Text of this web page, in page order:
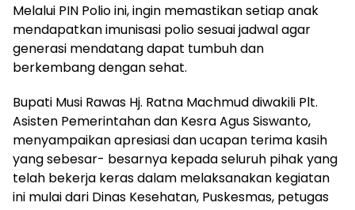
Melalui PIN Polio ini, ingin memastikan setiap anak
mendapatkan imunisasi polio sesuai jadwal agar
generasi mendatang dapat tumbuh dan
berkembang dengan sehat.
Bupati Musi Rawas Hj. Ratna Machmud diwakili Plt.
Asisten Pemerintahan dan Kesra Agus Siswanto,
menyampaikan apresiasi dan ucapan terima kasih
yang sebesar- besarnya kepada seluruh pihak yang
telah bekerja keras dalam melaksanakan kegiatan
ini mulai dari Dinas Kesehatan, Puskesmas, petugas